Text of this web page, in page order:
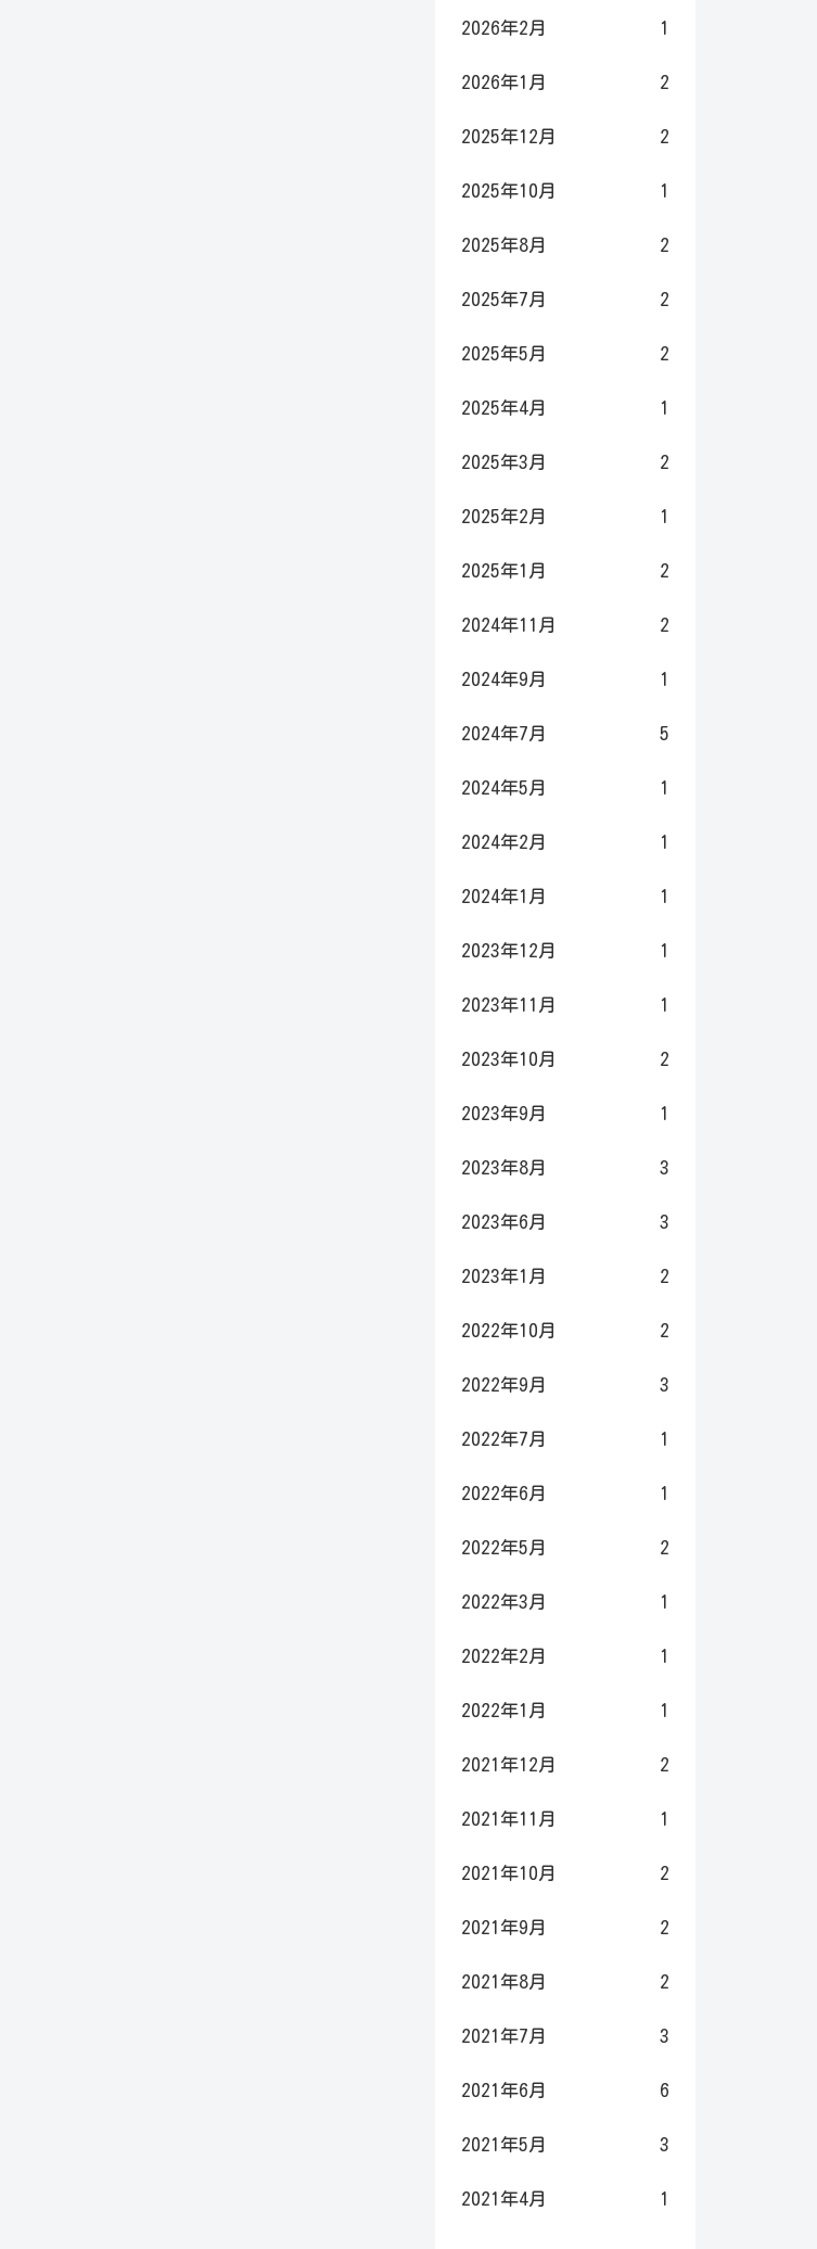
2026年2月 1
2026年1月 2
2025年12月 2
2025年10月 1
2025年8月 2
2025年7月 2
2025年5月 2
2025年4月 1
2025年3月 2
2025年2月 1
2025年1月 2
2024年11月 2
2024年9月 1
2024年7月 5
2024年5月 1
2024年2月 1
2024年1月 1
2023年12月 1
2023年11月 1
2023年10月 2
2023年9月 1
2023年8月 3
2023年6月 3
2023年1月 2
2022年10月 2
2022年9月 3
2022年7月 1
2022年6月 1
2022年5月 2
2022年3月 1
2022年2月 1
2022年1月 1
2021年12月 2
2021年11月 1
2021年10月 2
2021年9月 2
2021年8月 2
2021年7月 3
2021年6月 6
2021年5月 3
2021年4月 1